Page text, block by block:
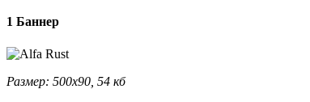
1 Баннер
Размер: 500x90, 54 кб